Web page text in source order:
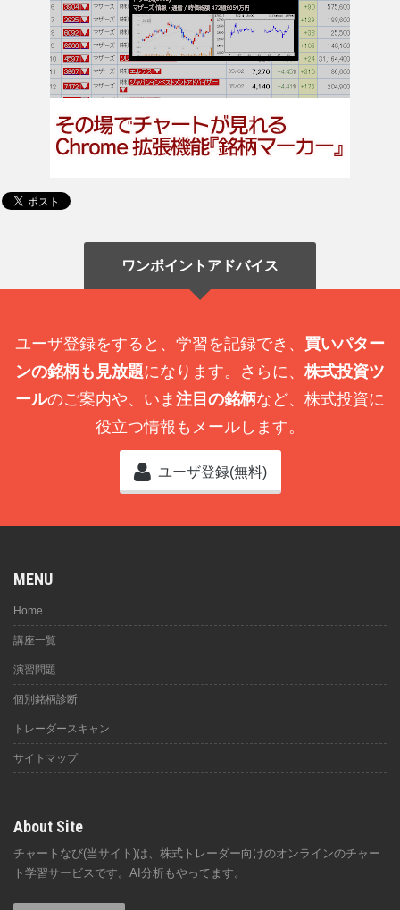
ワンポイントアドバイス
ユーザ登録をすると、学習を記録でき、 買いパター
ンの銘柄も見放題になります。さらに、 株式投資ツ
ールのご案内や、いま 注目の銘柄など、株式投資に
役立つ情報もメールします。
ユーザ登録(無料)
MENU
Home
講座一覧
演習問題
個別銘柄診断
トレーダースキャン
サイトマップ
About Site
チャートなび(当サイト)は、株式トレーダー向けのオンラインのチャー
ト学習サービスです。AI分析もやってます。